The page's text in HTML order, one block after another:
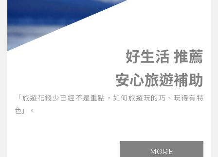
好生活 推薦
安心旅遊補助
「旅遊花錢少已經不是重點，如何旅遊玩的巧、玩得有特
色」。
MORE